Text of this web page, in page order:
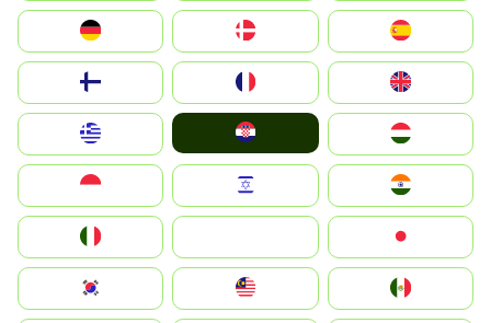
Deutschland
United Kingdom
Magyarország
South Korea